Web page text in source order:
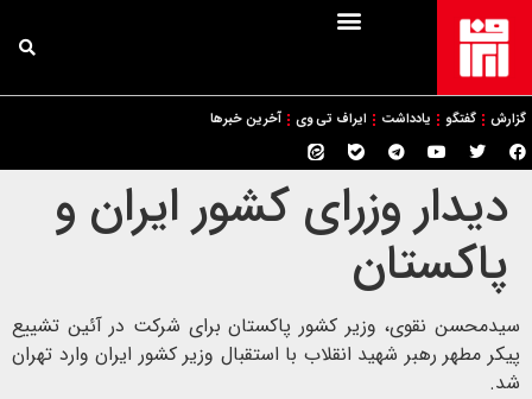
گزارش گفتگو یادداشت ایراف تی وی آخرین خبرها
دیدار وزرای کشور ایران و
پاکستان
سیدمحسن نقوی، وزیر کشور پاکستان برای شرکت در آئین تشییع
پیکر مطهر رهبر شهید انقلاب با استقبال وزیر کشور ایران وارد تهران
شد.